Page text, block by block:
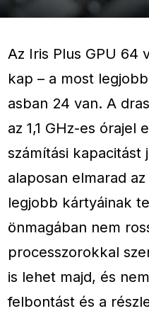
Az Iris Plus GPU 64
kap – a most
asban 24 van. A
az 1,1 GHz-es órajel
számítási kapacitást
alaposan elmarad
legjobb kártyáinak
önmagában nem
processzorokkal
is lehet majd, és
felbontást és a